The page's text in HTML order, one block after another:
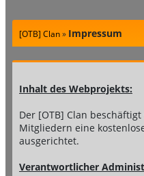
[OTB] Clan» Impressum
Inhalt des Webprojekts:
Der [OTB] Clan
Mitgliedern eine
ausgerichtet.
Verantwortlicher